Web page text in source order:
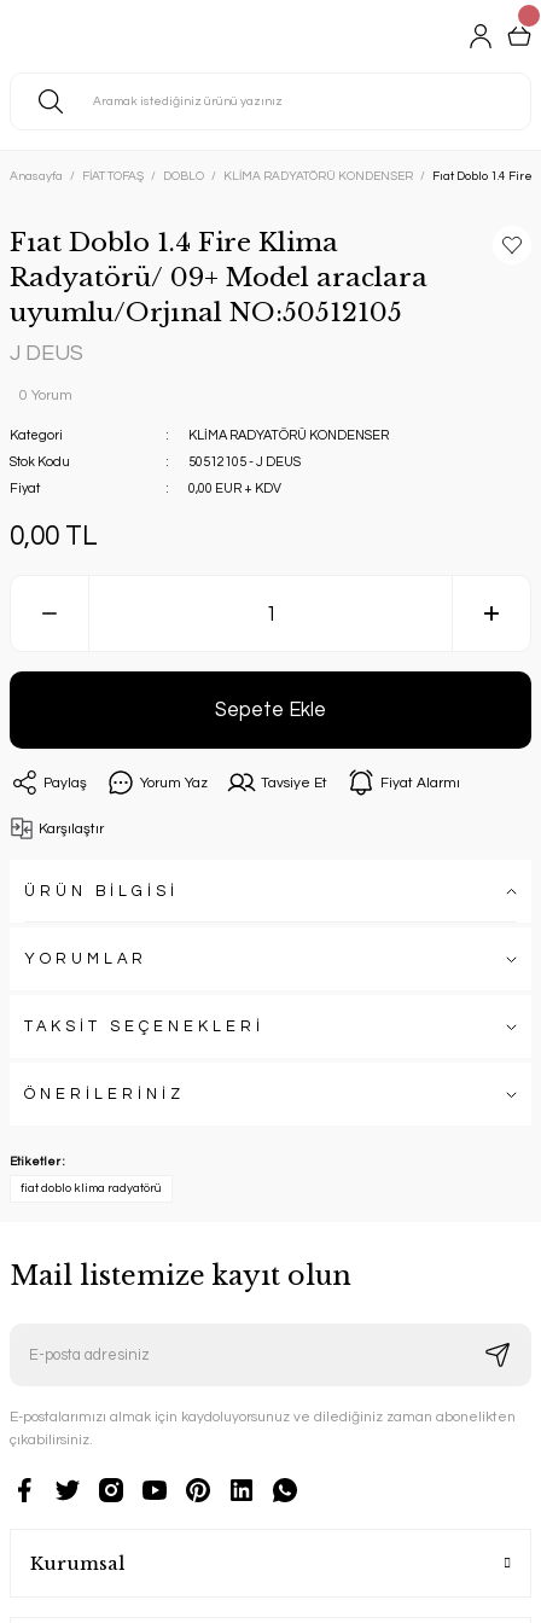
Anasayfa FİAT TOFAŞ DOBLO KLİMA RADYATÖRÜ KONDENSER Fıat Doblo 1.4
Fıat Doblo 1.4 Fire Klima
Radyatörü/ 09+ Model araclara
uyumlu/Orjınal NO:50512105
J DEUS
0 Yorum
Kategori
KLİMA RADYATÖRÜ KONDENSER
Stok Kodu
50512105 - J DEUS
Fiyat
0,00 EUR + KDV
0,00 TL
Sepete Ekle
Paylaş Yorum Yaz Tavsiye Et Fiyat Alarmı
Karşılaştır
ÜRÜN BİLGİSİ
YORUMLAR
TAKSİT SEÇENEKLERİ
ÖNERİLERİNİZ
Etiketler :
fiat doblo klima radyatörü
Mail listemize kayıt olun
E-postalarımızı almak için kaydoluyorsunuz ve dilediğiniz zaman abonelikten
çıkabilirsiniz.
Kurumsal